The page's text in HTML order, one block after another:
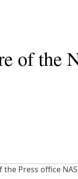
of the
the Press office